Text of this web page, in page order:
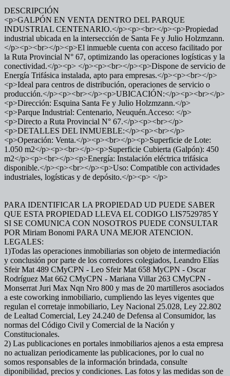
DESCRIPCIÓN
<p>GALPÓN EN VENTA DENTRO DEL PARQUE
INDUSTRIAL CENTENARIO.</p><p><br></p><p>Propiedad
industrial ubicada en la intersección de Santa Fe y Julio Holzmzann.
</p><p><br></p><p>El inmueble cuenta con acceso facilitado por
la Ruta Provincial N° 67, optimizando las operaciones logísticas y la
conectividad.</p><p> </p><p><br></p><p>Dispone de servicio de
Energía Trifásica instalada, apto para empresas.</p><p><br></p>
<p>Ideal para centros de distribución, operaciones de servicio o
producción.</p><p><br></p><p>UBICACIÓN:</p><p><br></p>
<p>Dirección: Esquina Santa Fe y Julio Holzmzann.</p>
<p>Parque Industrial: Centenario, Neuquén.Acceso: </p>
<p>Directo a Ruta Provincial N° 67.</p><p><br></p>
<p>DETALLES DEL INMUEBLE:</p><p><br></p>
<p>Operación: Venta.</p><p><br></p><p>Superficie de Lote:
1.050 m2</p><p><br></p><p>Superficie Cubierta (Galpón): 450
m2</p><p><br></p><p>Energía: Instalación eléctrica trifásica
disponible.</p><p><br></p><p>Uso: Compatible con actividades
industriales, logísticas y de depósito.</p><p> </p>
PARA IDENTIFICAR LA PROPIEDAD UD PUEDE SABER
QUE ESTA PROPIEDAD LLEVA EL CODIGO LIS7529785 Y
SI SE COMUNICA CON NOSOTROS PUEDE CONSULTAR
POR Miriam Bonomi PARA UNA MEJOR ATENCION.
LEGALES:
1)Todas las operaciones inmobiliarias son objeto de intermediación
y conclusión por parte de los corredores colegiados, Leandro Elías
Sfeir Mat 489 CMyCPN - Leo Sfeir Mat 658 MyCPN - Oscar
Rodríguez Mat 662 CMyCPN - Mariana Villar 263 CMyCPN -
Monserrat Juri Max Nqn Nro 800 y mas de 20 martilleros asociados
a este coworking inmobiliario, cumpliendo las leyes vigentes que
regulan el corretaje inmobiliario, Ley Nacional 25.028, Ley 22.802
de Lealtad Comercial, Ley 24.240 de Defensa al Consumidor, las
normas del Código Civil y Comercial de la Nación y
Constitucionales.
2) Las publicaciones en portales inmobiliarios ajenos a esta empresa
no actualizan periodicamente las publicaciones, por lo cual no
somos responsables de la información brindada, consulte
diponibilidad, precios y condiciones. Las fotos y las medidas son de